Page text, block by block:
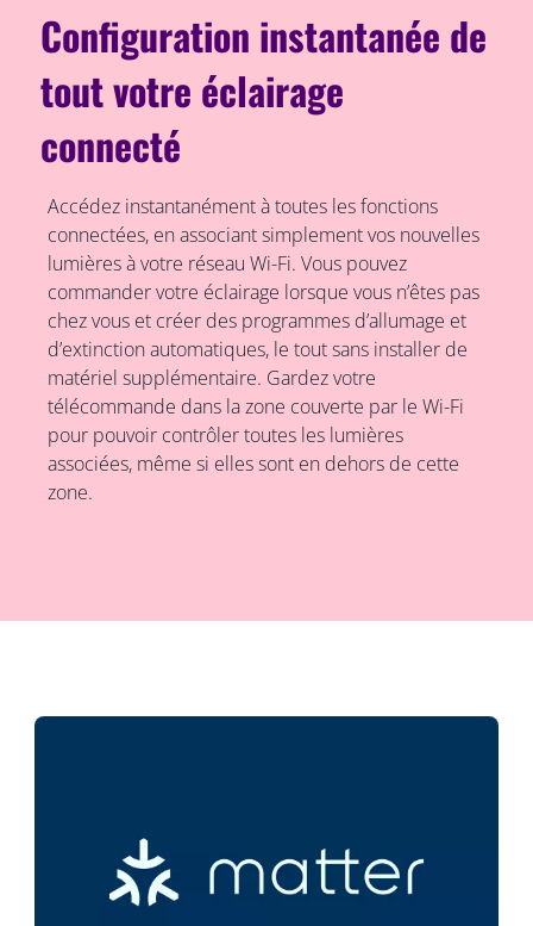
Configuration instantanée de
tout votre éclairage
connecté
Accédez instantanément à toutes les fonctions
connectées, en associant simplement vos nouvelles
lumières à votre réseau Wi-Fi. Vous pouvez
commander votre éclairage lorsque vous n’êtes pas
chez vous et créer des programmes d’allumage et
d’extinction automatiques, le tout sans installer de
matériel supplémentaire. Gardez votre
télécommande dans la zone couverte par le Wi-Fi
pour pouvoir contrôler toutes les lumières
associées, même si elles sont en dehors de cette
zone.